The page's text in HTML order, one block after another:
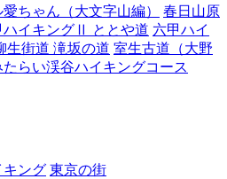
ちゃん（大文字山編）
春日山原
ハイキングⅡ ととや道 六甲ハイ
生街道 滝坂の道 室生古道（大野
たらい渓谷ハイキングコース
キング 東京の街